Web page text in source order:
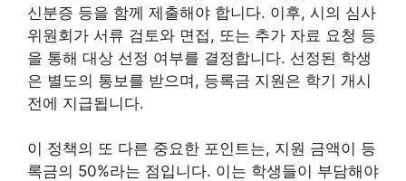
신분증 등을 함께 제출해야 합니다. 이후, 시의 심사
위원회가 서류 검토와 면접, 또는 추가 자료 요청 등
을 통해 대상 선정 여부를 결정합니다. 선정된 학생
은 별도의 통보를 받으며, 등록금 지원은 학기 개시
전에 지급됩니다.
이 정책의 또 다른 중요한 포인트는, 지원 금액이 등
록금의 50%라는 점입니다. 이는 학생들이 부담해야